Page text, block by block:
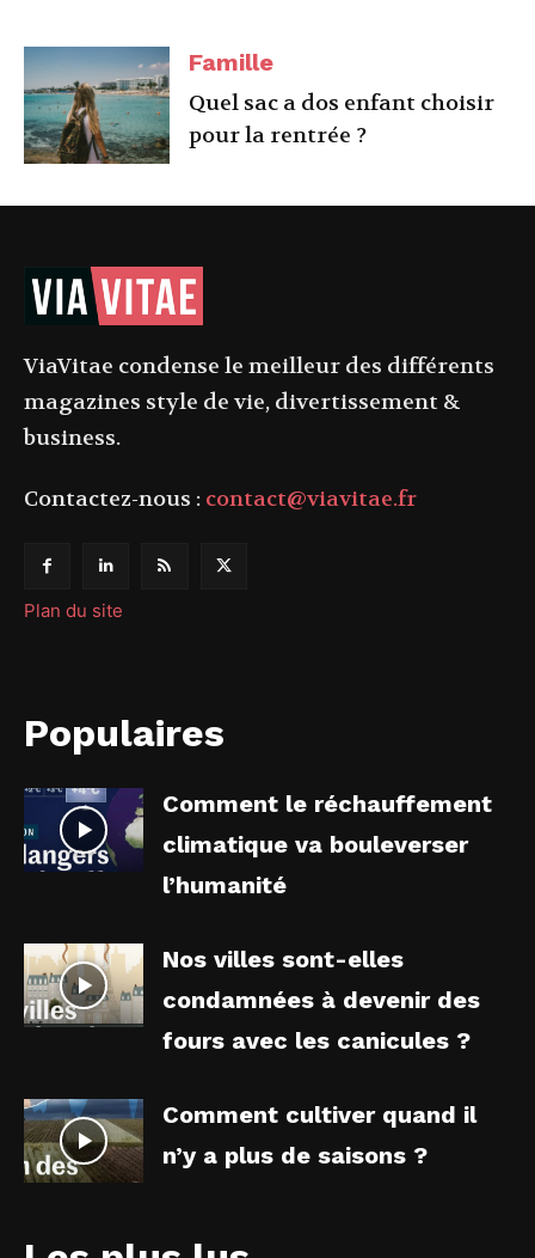
Famille
Quel sac a dos enfant choisir
pour la rentrée ?
ViaVitae condense le meilleur des différents
magazines style de vie, divertissement &
business.
Contactez-nous : contact@viavitae.fr
Plan du site
Populaires
Comment le réchauffement
climatique va bouleverser
l’humanité
Nos villes sont-elles
condamnées à devenir des
fours avec les canicules ?
Comment cultiver quand il
n’y a plus de saisons ?